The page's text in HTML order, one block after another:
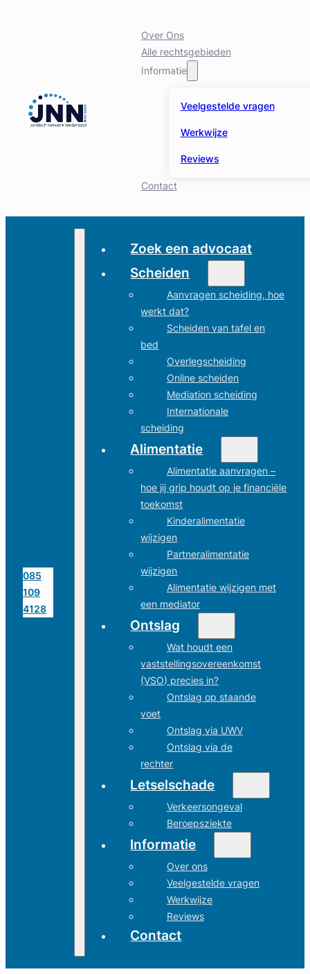
Over Ons
Alle rechtsgebieden
Informatie
Veelgestelde vragen
Werkwijze
Reviews
Contact
085
109
4128
Zoek een advocaat
Scheiden
Aanvragen scheiding, hoe
werkt dat?
Scheiden van tafel en
bed
Overlegscheiding
Online scheiden
Mediation scheiding
Internationale
scheiding
Alimentatie
Alimentatie aanvragen –
hoe jij grip houdt op je financiële
toekomst
Kinderalimentatie
wijzigen
Partneralimentatie
wijzigen
Alimentatie wijzigen met
een mediator
Ontslag
Wat houdt een
vaststellingsovereenkomst
(VSO) precies in?
Ontslag op staande
voet
Ontslag via UWV
Ontslag via de
rechter
Letselschade
Verkeersongeval
Beroepsziekte
Informatie
Over ons
Veelgestelde vragen
Werkwijze
Reviews
Contact